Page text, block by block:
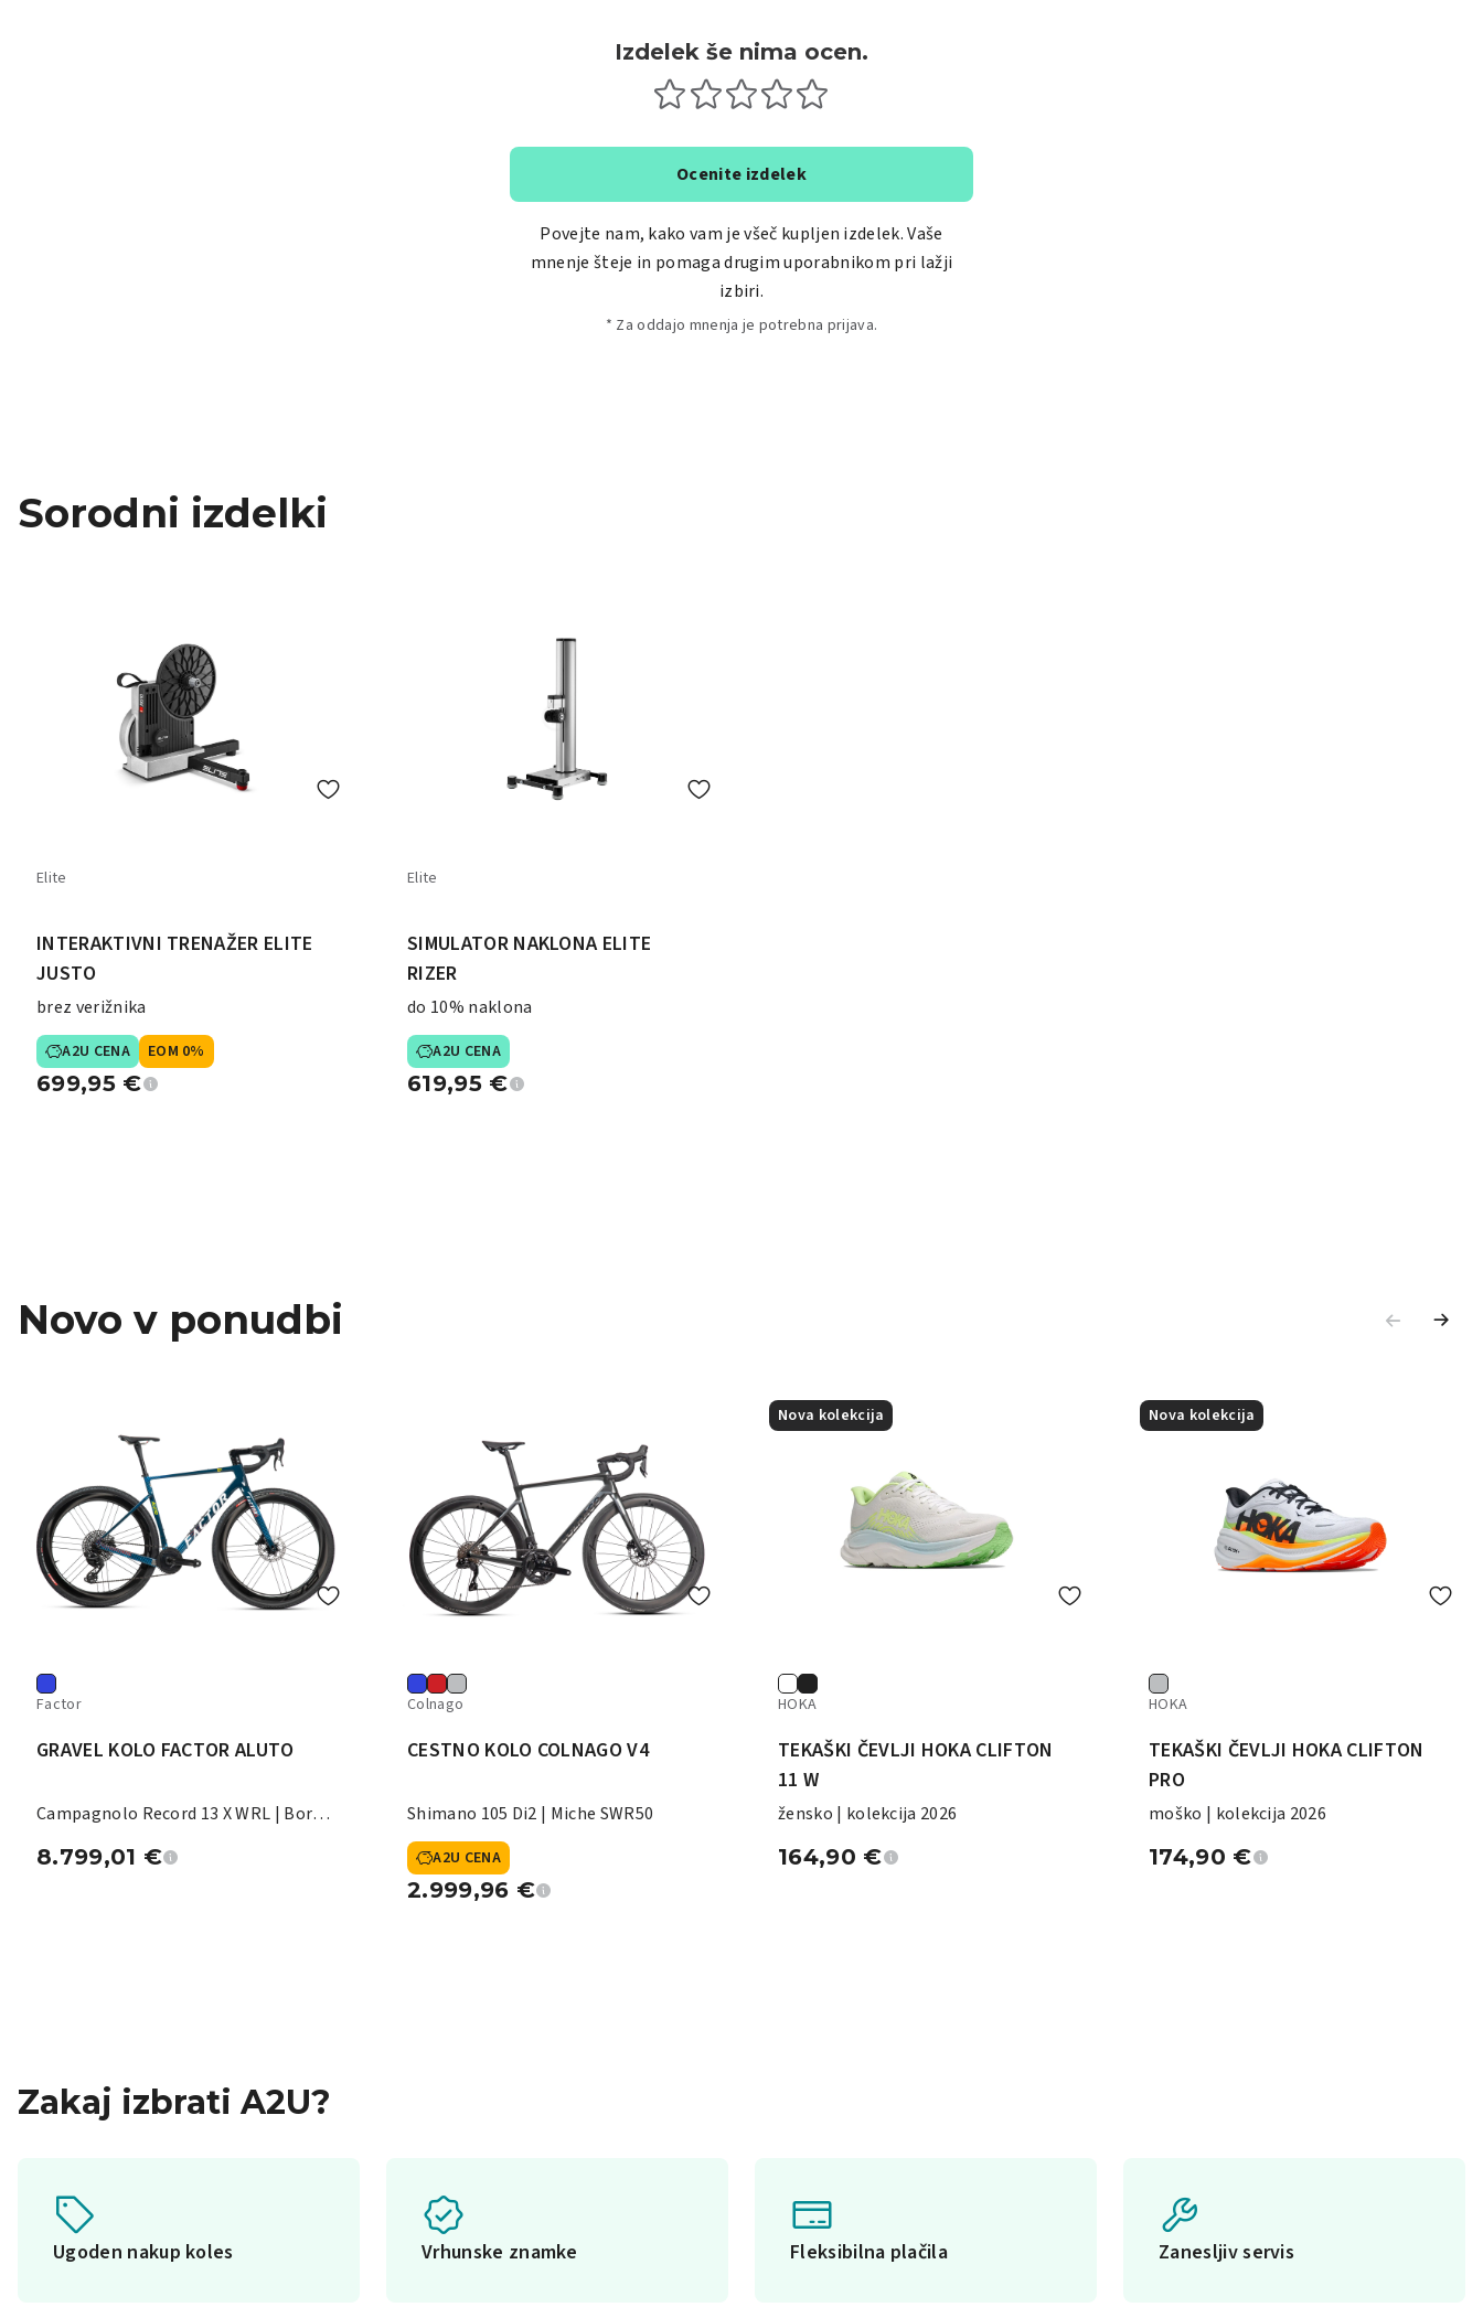
Izdelek še nima ocen.
Ocenite izdelek
Povejte nam, kako vam je všeč kupljen izdelek. Vaše
mnenje šteje in pomaga drugim uporabnikom pri lažji
izbiri.
* Za oddajo mnenja je potrebna prijava.
Sorodni izdelki
Elite
INTERAKTIVNI TRENAŽER ELITE
JUSTO
brez verižnika
A2U CENA EOM 0%
699,95 €
Elite
SIMULATOR NAKLONA ELITE
RIZER
do 10% naklona
A2U CENA
619,95 €
Novo v ponudbi
Factor
GRAVEL KOLO FACTOR ALUTO
Campagnolo Record 13 X WRL | Bora
8.799,01 €
Colnago
CESTNO KOLO COLNAGO V4
Shimano 105 Di2 | Miche SWR50
A2U CENA
2.999,96 €
Nova kolekcija
HOKA
TEKAŠKI ČEVLJI HOKA CLIFTON
11 W
žensko | kolekcija 2026
164,90 €
Nova kolekcija
HOKA
TEKAŠKI ČEVLJI HOKA CLIFTON
PRO
moško | kolekcija 2026
174,90 €
Zakaj izbrati A2U?
Ugoden nakup koles Vrhunske znamke Fleksibilna plačila Zanesljiv servis